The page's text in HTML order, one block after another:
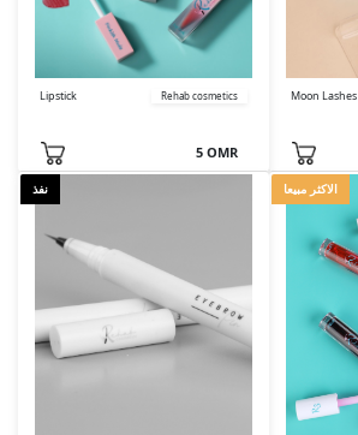
Moon Lashes
Rehab cosmetics
Lipstick
5 OMR
الاكثر مبيعا نفذ